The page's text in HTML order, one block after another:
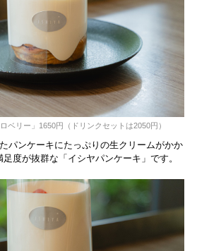
ベリー」1650円（ドリンクセットは2050円）
パンケーキにたっぷりの生クリームがかか
度が抜群な「イシヤパンケーキ」です。